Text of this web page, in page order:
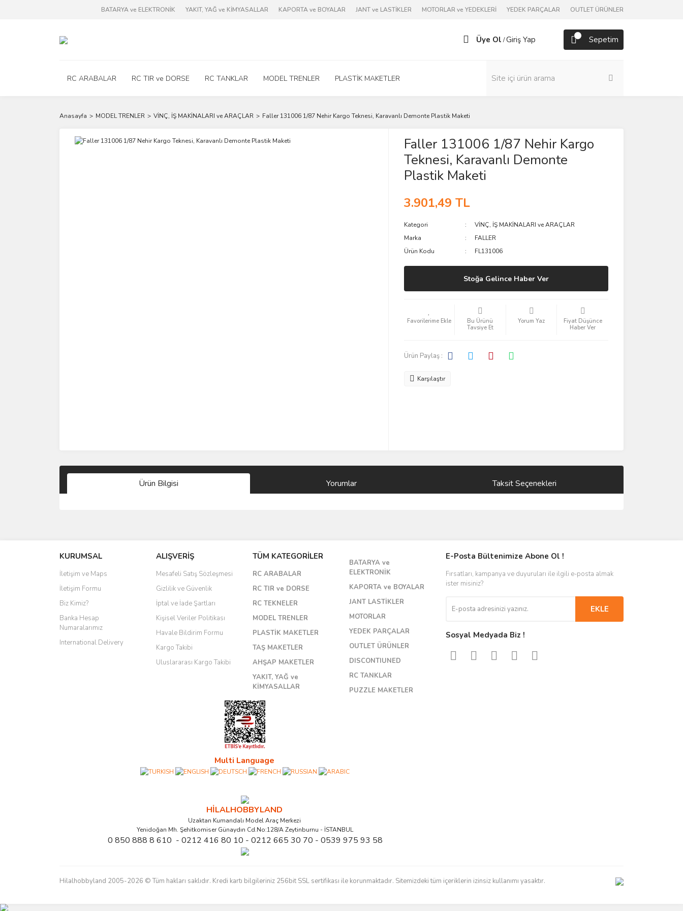
BATARYA ve ELEKTRONİK YAKIT, YAĞ ve KİMYASALLAR KAPORTA ve BOYALAR JANT ve LASTİKLER MOTORLAR ve YEDEKLERİ YEDEK PARÇALAR OUTLET ÜRÜNLER
Üye Ol /Giriş Yap Sepetim
RC ARABALAR RC TIR ve DORSE RC TANKLAR MODEL TRENLER PLASTİK MAKETLER
Anasayfa MODEL TRENLER VİNÇ, İŞ MAKİNALARI ve ARAÇLAR Faller 131006 1/87 Nehir Kargo Teknesi, Karavanlı Demonte Plastik Maketi
Faller 131006 1/87 Nehir Kargo
Teknesi, Karavanlı Demonte
Plastik Maketi
3.901,49 TL
Kategori
VİNÇ, İŞ MAKİNALARI ve ARAÇLAR
Marka
FALLER
Ürün Kodu
FL131006
Stoğa Gelince Haber Ver
Bu Ürünü
Tavsiye Et
Yorum Yaz
Fiyat Düşünce
Haber Ver
Ürün Paylaş :
Karşılaştır
Ürün Bilgisi Yorumlar Taksit Seçenekleri
Yorum Yaz
KURUMSAL
İletişim ve Maps
İletişim Formu
Biz Kimiz?
Banka Hesap
Numaralarımız
International Delivery
ALIŞVERİŞ
Mesafeli Satış Sözleşmesi
Gizlilik ve Güvenlik
İptal ve İade Şartları
Kişisel Veriler Politikası
Havale Bildirim Formu
Kargo Takibi
Uluslararası Kargo Takibi
TÜM KATEGORİLER
RC ARABALAR
RC TIR ve DORSE
RC TEKNELER
MODEL TRENLER
PLASTİK MAKETLER
TAŞ MAKETLER
AHŞAP MAKETLER
YAKIT, YAĞ ve
KİMYASALLAR
BATARYA ve
ELEKTRONİK
KAPORTA ve BOYALAR
JANT LASTİKLER
MOTORLAR
YEDEK PARÇALAR
OUTLET ÜRÜNLER
DISCONTIUNED
RC TANKLAR
PUZZLE MAKETLER
Multi Language
HİLALHOBBYLAND
Uzaktan Kumandalı Model Araç Merkezi
Yenidoğan Mh. Şehitkomiser Günaydın Cd.No:128/A Zeytinburnu - İSTANBUL
0 850 888 8 610 - 0212 416 80 10 - 0212 665 30 70 - 0539 975 93 58
E-Posta Bültenimize Abone Ol !
Fırsatları, kampanya ve duyuruları ile ilgili e-posta almak
ister misiniz?
EKLE
Sosyal Medyada Biz !
Hilalhobbyland 2005-2026 © Tüm hakları saklıdır. Kredi kartı bilgileriniz 256bit SSL sertifikası ile korunmaktadır. Sitemizdeki tüm içeriklerin izinsiz kullanımı yasaktır.